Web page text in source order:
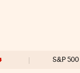
S&P 500